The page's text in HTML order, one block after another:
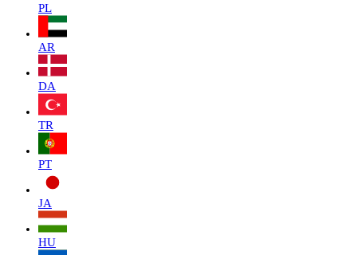
PL
AR
DA
TR
PT
JA
HU